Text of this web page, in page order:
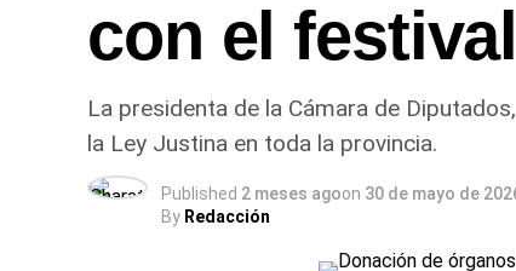
con el
La presidenta de la Cámara de
la Ley Justina en toda la provincia.
Published 2 meses agoon 30 de mayo de
By Redacción